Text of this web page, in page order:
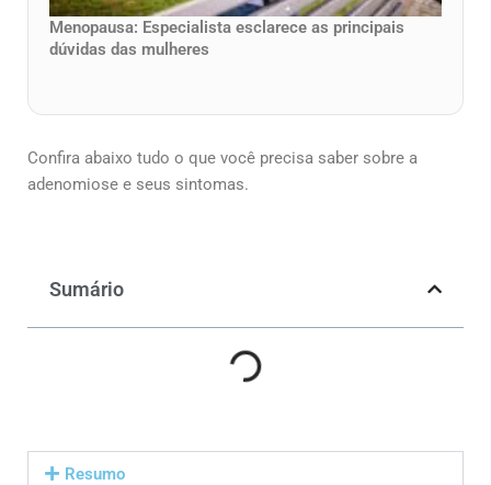
Menopausa: Especialista esclarece as principais
dúvidas das mulheres
Confira abaixo tudo o que você precisa saber sobre a
adenomiose e seus sintomas.
Sumário
Resumo